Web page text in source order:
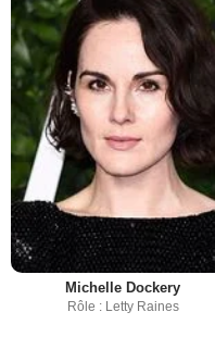
Michelle Dockery
Rôle : Letty Raines